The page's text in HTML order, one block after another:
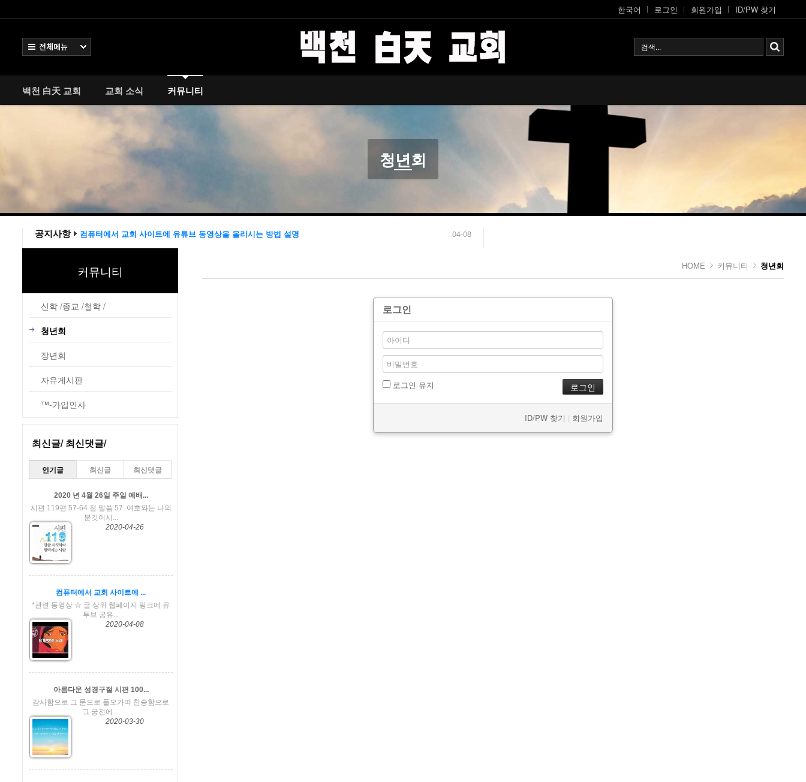
한국어
로그인 회원가입 ID/PW 찾기
백천 白天 교회 교회 소식 커뮤니티
청년회
공지사항
2
04-06
교회 홈페이지 작업을 완료 했습니다
1
레이아웃 작업
04-08
컴퓨터에서 교회 사이트에 유튜브 동영상을 올리시는 방법 설명
커뮤니티
신학 /종교 /철학 /
청년회
장년회
자유게시판
™-가입인사
최신글/ 최신댓글/
인기글 최신글 최신댓글
2020 년 4월 26일 주일 예배...
시편 119편 57-64 절 말씀 57. 여호와는 나의
분깃이시...
2020-04-26
컴퓨터에서 교회 사이트에 ...
*관련 동영상 ☆ 글 상위 웹페이지 링크에 유
투브 공유...
2020-04-08
아름다운 성경구절 시편 100...
감사함으로 그 문으로 들오가며 찬송함으로
그 궁전에 ...
2020-03-30
HOME 커뮤니티 청년회
로그인
로그인 유지
ID/PW 찾기 | 회원가입
Select language
교회 소식
- 장년회
- 자유게시판
- ™-가입인사